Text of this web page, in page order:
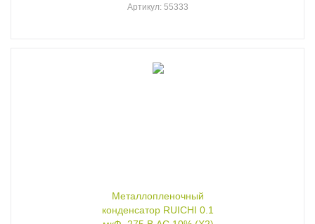
Артикул: 55333
Металлопленочный
конденсатор RUICHI 0.1